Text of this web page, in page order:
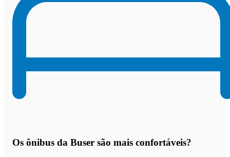
Os ônibus da Buser são mais confortáveis?